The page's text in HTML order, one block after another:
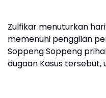
Zulfikar menuturkan
memenuhi penggilan
Soppeng Soppeng
dugaan Kasus tersebut,